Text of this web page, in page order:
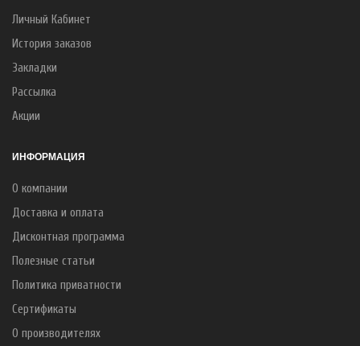
Личный Кабинет
История заказов
Закладки
Рассылка
Акции
ИНФОРМАЦИЯ
О компании
Доставка и оплата
Дисконтная программа
Полезные статьи
Политика приватности
Сертификаты
О производителях